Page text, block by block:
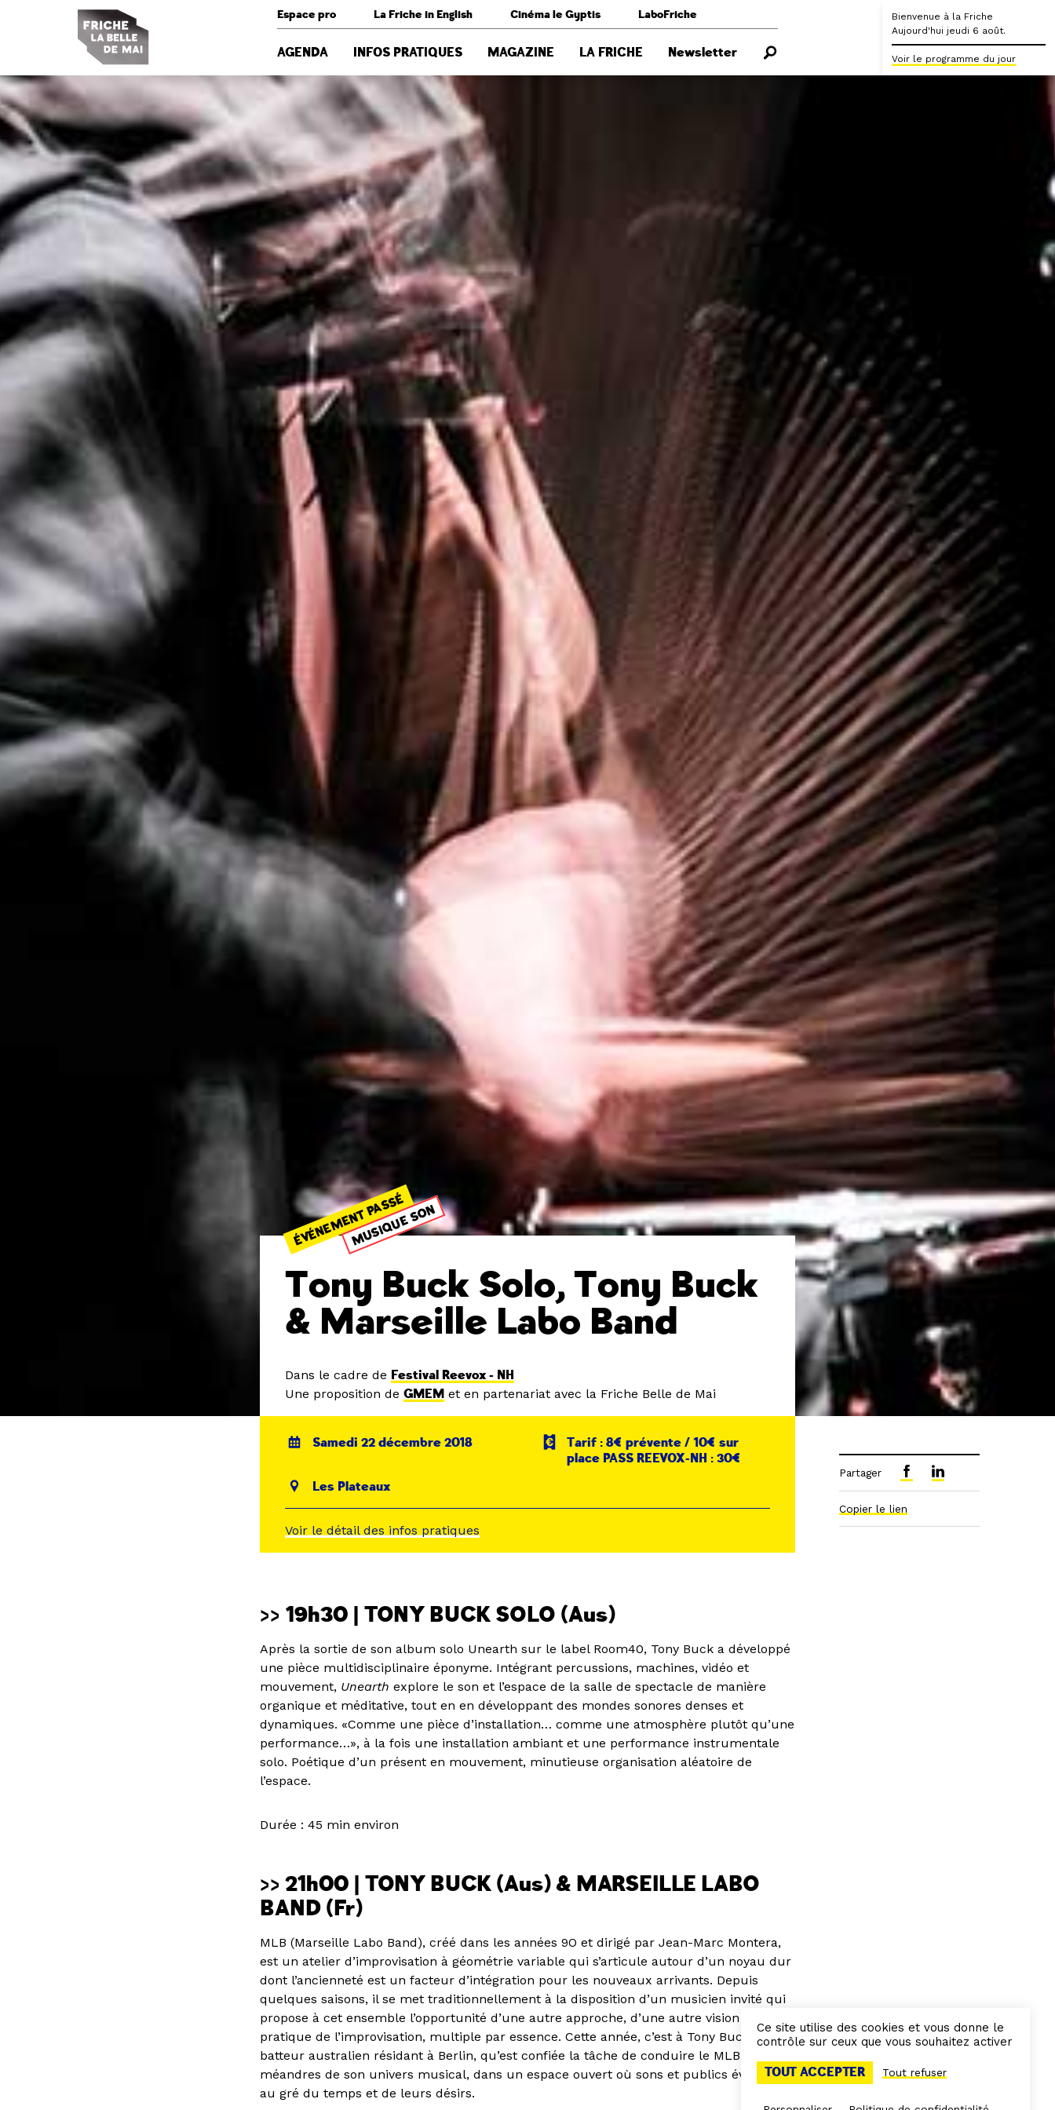
Espace pro La Friche in English Cinéma le Gyptis LaboFriche
AGENDA INFOS PRATIQUES MAGAZINE LA FRICHE Newsletter
Bienvenue à la Friche
Aujourd'hui jeudi 6 août.
Voir le programme du jour
ÉVÉNEMENT PASSÉ
MUSIQUE SON
Tony Buck Solo, Tony Buck
& Marseille Labo Band
Dans le cadre de Festival Reevox - NH
Une proposition deGMEM et en partenariat avec la Friche Belle de Mai
Samedi 22 décembre 2018
Tarif : 8€ prévente / 10€ sur
place PASS REEVOX-NH : 30€
Les Plateaux
Voir le détail des infos pratiques
>> 19h30 | TONY BUCK SOLO (Aus)
Après la sortie de son album solo Unearth sur le label Room40, Tony Buck a développé
une pièce multidisciplinaire éponyme. Intégrant percussions, machines, vidéo et
mouvement, Unearth explore le son et l’espace de la salle de spectacle de manière
organique et méditative, tout en en développant des mondes sonores denses et
dynamiques. «Comme une pièce d’installation… comme une atmosphère plutôt qu’une
performance…», à la fois une installation ambiant et une performance instrumentale
solo. Poétique d’un présent en mouvement, minutieuse organisation aléatoire de
l’espace.
Durée : 45 min environ
>> 21h00 | TONY BUCK (Aus) & MARSEILLE LABO
BAND (Fr)
MLB (Marseille Labo Band), créé dans les années 9O et dirigé par Jean-Marc Montera,
est un atelier d’improvisation à géométrie variable qui s’articule autour d’un noyau dur
dont l’ancienneté est un facteur d’intégration pour les nouveaux arrivants. Depuis
quelques saisons, il se met traditionnellement à la disposition d’un musicien invité qui
propose à cet ensemble l’opportunité d’une autre approche, d’une autre vision de la
pratique de l’improvisation, multiple par essence. Cette année, c’est à Tony Buck,
batteur australien résidant à Berlin, qu’est confiée la tâche de conduire le MLB dans les
méandres de son univers musical, dans un espace ouvert où sons et publics évoluent
au gré du temps et de leurs désirs.
Partager
Copier le lien
Panneau de gestion des cookies
Ce site utilise des cookies et vous donne le
contrôle sur ceux que vous souhaitez activer
TOUT ACCEPTER Tout refuser